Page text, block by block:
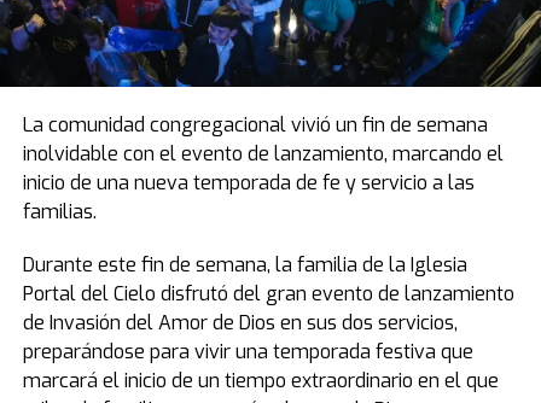
La comunidad congregacional vivió un fin de semana
inolvidable con el evento de lanzamiento, marcando el
inicio de una nueva temporada de fe y servicio a las
familias.
Durante este fin de semana, la familia de la Iglesia
Portal del Cielo disfrutó del gran evento de lanzamiento
de Invasión del Amor de Dios en sus dos servicios,
preparándose para vivir una temporada festiva que
marcará el inicio de un tiempo extraordinario en el que